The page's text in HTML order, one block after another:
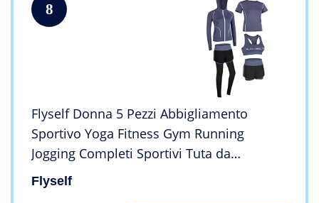
8
Flyself Donna 5 Pezzi Abbigliamento
Sportivo Yoga Fitness Gym Running
Jogging Completi Sportivi Tuta da
Ginnastica Traspirante Completo da
Allenamento
Flyself